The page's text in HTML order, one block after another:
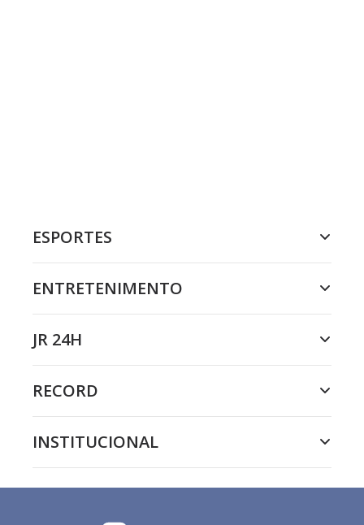
ESPORTES
ENTRETENIMENTO
JR 24H
RECORD
INSTITUCIONAL